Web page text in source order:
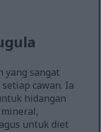
yang sangat
cawan. Ia
hidangan
untuk diet